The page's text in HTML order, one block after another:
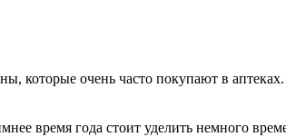
которые очень часто покупают в
время года стоит уделить немного